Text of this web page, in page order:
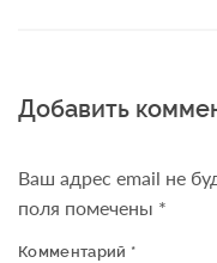
Добавить
Ваш адрес email не
поля помечены *
Комментарий *